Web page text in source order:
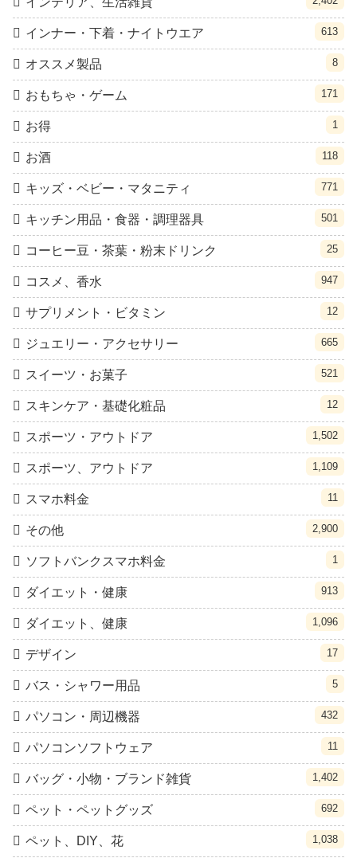
インナー・下着・ナイトウエア 613
オススメ製品 8
おもちゃ・ゲーム 171
お得 1
お酒 118
キッズ・ベビー・マタニティ 771
キッチン用品・食器・調理器具 501
コーヒー豆・茶葉・粉末ドリンク 25
コスメ、香水 947
サプリメント・ビタミン 12
ジュエリー・アクセサリー 665
スイーツ・お菓子 521
スキンケア・基礎化粧品 12
スポーツ・アウトドア 1,502
スポーツ、アウトドア 1,109
スマホ料金 11
その他 2,900
ソフトバンクスマホ料金 1
ダイエット・健康 913
ダイエット、健康 1,096
デザイン 17
バス・シャワー用品 5
パソコン・周辺機器 432
パソコンソフトウェア 11
バッグ・小物・ブランド雑貨 1,402
ペット・ペットグッズ 692
ペット、DIY、花 1,038